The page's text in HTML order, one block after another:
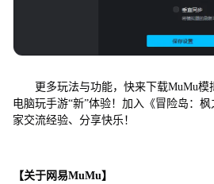
更多玩法与功能，快来下载MuMu模
电脑玩手游“新”体验！加入《冒险岛：
家交流经验、分享快乐！
【关于网易MuMu】